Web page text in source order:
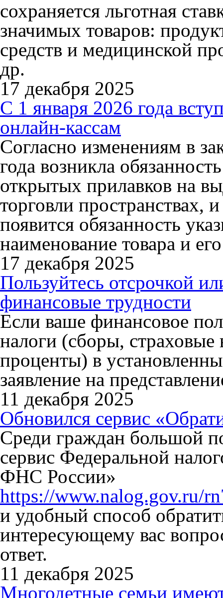
сохраняется льготная
значимых товаров:
средств и медицинской
др.
17 декабря 2025
С 1 января 2026 года
онлайн-кассам
Согласно изменениям в
года возникла
открытых прилавков на
торговли пространствах,
появится обязанность
наименование товара и
17 декабря 2025
Пользуйтесь отсрочкой
финансовые трудности
Если ваше финансовое
налоги (сборы,
проценты) в
заявление на
11 декабря 2025
Обновился сервис
Среди граждан большой
сервис Федеральной
ФНС России»
https://www.nalog.gov.ru/
и удобный способ
интересующему вас
ответ.
11 декабря 2025
Многодетные семьи